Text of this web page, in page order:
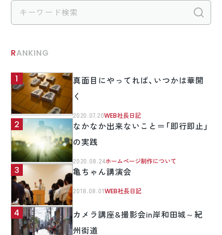
RANKING
真面目にやってれば、いつかは華開
く
2020.07.20WEB社長日記
なかなか出来ないこと＝「即行即止」
の実践
2020.08.24ホームページ制作について
亀ちゃん講演会
2018.08.01WEB社長日記
カメラ講座&撮影会in岸和田城～紀
州街道